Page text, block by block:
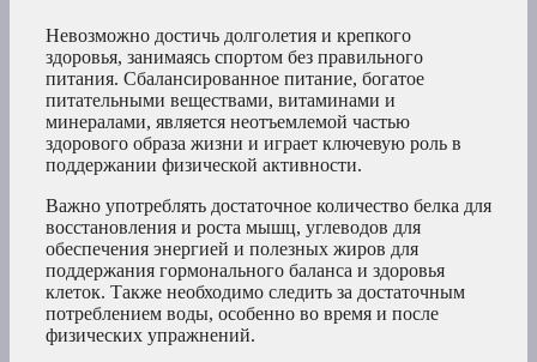
Невозможно достичь долголетия и крепкого
здоровья, занимаясь спортом без правильного
питания. Сбалансированное питание, богатое
питательными веществами, витаминами и
минералами, является неотъемлемой частью
здорового образа жизни и играет ключевую роль в
поддержании физической активности.
Важно употреблять достаточное количество белка для
восстановления и роста мышц, углеводов для
обеспечения энергией и полезных жиров для
поддержания гормонального баланса и здоровья
клеток. Также необходимо следить за достаточным
потреблением воды, особенно во время и после
физических упражнений.